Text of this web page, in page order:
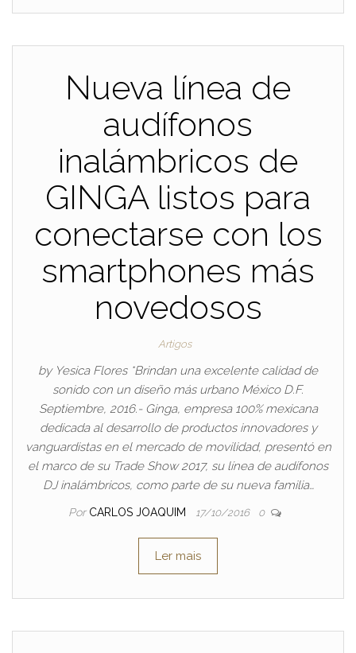
Nueva línea de
audífonos
inalámbricos de
GINGA listos para
conectarse con los
smartphones más
novedosos
Artigos
by Yesica Flores *Brindan una excelente calidad de
sonido con un diseño más urbano México D.F.
Septiembre, 2016.- Ginga, empresa 100% mexicana
dedicada al desarrollo de productos innovadores y
vanguardistas en el mercado de movilidad, presentó en
el marco de su Trade Show 2017, su línea de audífonos
DJ inalámbricos, como parte de su nueva familia…
Por CARLOS JOAQUIM 17/10/2016 0
Ler mais